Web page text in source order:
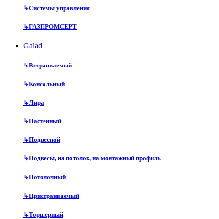
↳Системы управления
↳ГАЗПРОМСЕРТ
Galad
↳Встраиваемый
↳Консольный
↳Лира
↳Настенный
↳Подвесной
↳Подвесы, на потолок, на монтажный профиль
↳Потолочный
↳Пристраиваемый
↳Торшерный